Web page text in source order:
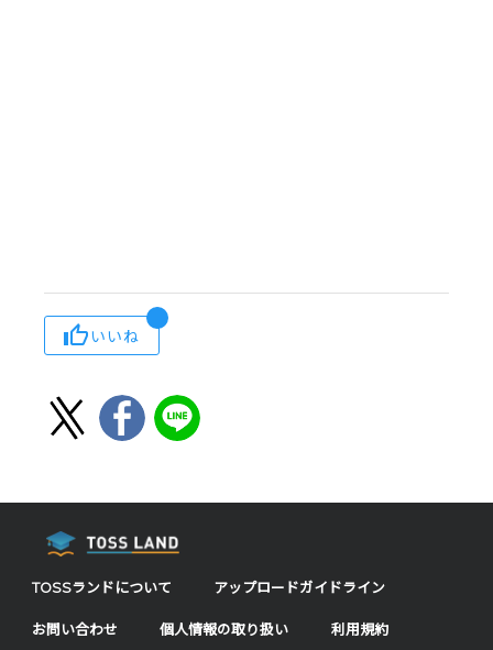
いいね
TOSSランドについて アップロードガイドライン
お問い合わせ 個人情報の取り扱い 利用規約